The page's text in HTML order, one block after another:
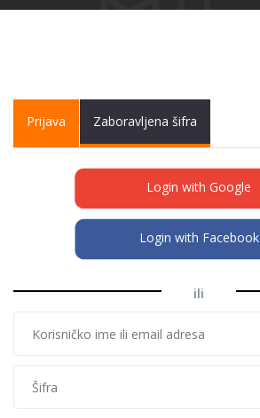
Primary tabs
Prijava (activeZaboravljena šifra
Login with Google
Login with Facebook
ili